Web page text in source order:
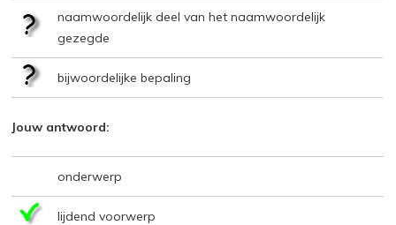
naamwoordelijk deel van het naamwoordelijk
gezegde
bijwoordelijke bepaling
Jouw antwoord:
onderwerp
lijdend voorwerp